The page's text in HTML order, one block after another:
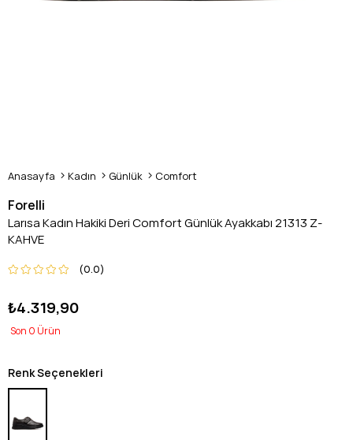
Anasayfa Kadın Günlük Comfort
Forelli
Larısa Kadın Hakiki Deri Comfort Günlük Ayakkabı 21313 Z-
KAHVE
0.0
₺4.319,90
0
Renk Seçenekleri